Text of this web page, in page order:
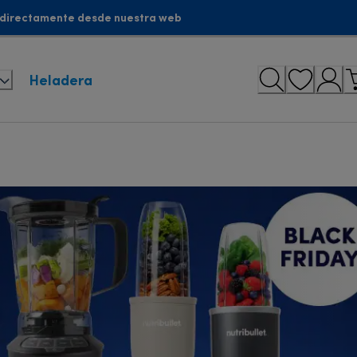
desde nuestra web
Heladera